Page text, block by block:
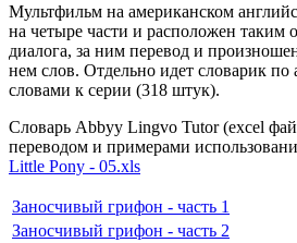
Мультфильм на американском
на четыре части и расположен таким
диалога, за ним перевод и
нем слов. Отдельно идет словарик по
словами к серии (318 штук).
Словарь Abbyy Lingvo Tutor (excel
переводом и примерами
Little Pony - 05.xls
Заносчивый грифон - часть 1
Заносчивый грифон - часть 2